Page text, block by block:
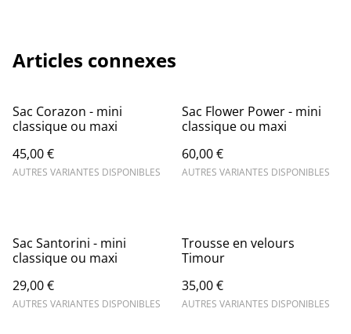
Articles connexes
Sac Corazon - mini
classique ou maxi
45,00 €
AUTRES VARIANTES DISPONIBLES
Sac Flower Power - mini
classique ou maxi
60,00 €
AUTRES VARIANTES DISPONIBLES
Sac Santorini - mini
classique ou maxi
29,00 €
AUTRES VARIANTES DISPONIBLES
Trousse en velours
Timour
35,00 €
AUTRES VARIANTES DISPONIBLES